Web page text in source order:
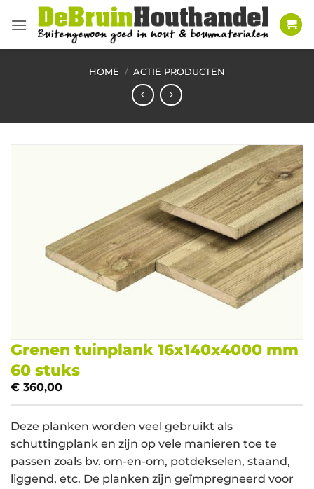
naar
HOME / ACTIE PRODUCTEN
Grenen tuinplank 16x140x4000 mm
60 stuks
€ 360,00
Deze planken worden veel gebruikt als
schuttingplank en zijn op vele manieren toe te
passen zoals bv. om-en-om, potdekselen, staand,
liggend, etc. De planken zijn geïmpregneerd voor